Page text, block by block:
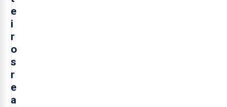
e
i
r
o
s
r
e
a